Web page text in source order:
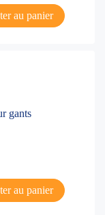
au panier
gants
au panier